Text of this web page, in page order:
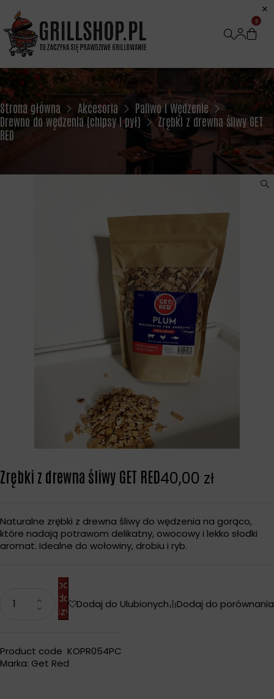
0
Strona główna Akcesoria
Paliwo i Wędzenie
Drewno do wędzenia (chipsy i pył)
Zrębki z drewna śliwy GET
RED
Zrębki z drewna śliwy GET RED40,00 zł
Naturalne zrębki z drewna śliwy do wędzenia na gorąco,
które nadają potrawom delikatny, owocowy i lekko słodki
aromat. Idealne do wołowiny, drobiu i ryb.
Dodaj
do
koszyka
Dodaj do Ulubionych Dodaj do porównania
Product code KOPR054PC
Marka: Get Red